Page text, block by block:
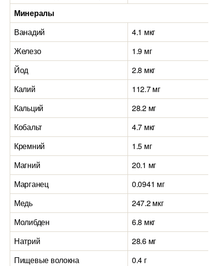
Минералы
Ванадий
4.1 мкг
Железо
1.9 мг
Йод
2.8 мкг
Калий
112.7 мг
Кальций
28.2 мг
Кобальт
4.7 мкг
Кремний
1.5 мг
Магний
20.1 мг
Марганец
0.0941 мг
Медь
247.2 мкг
Молибден
6.8 мкг
Натрий
28.6 мг
Пищевые волокна
0.4 г